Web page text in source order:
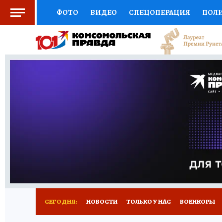
ФОТО ВИДЕО СПЕЦОПЕРАЦИЯ
СОЦПОДДЕРЖКА НАУКА СПОРТ
ВЫБОР ЭКСПЕРТОВ ДОКТОР
ПРОГНОЗЫ НА СПОРТ
НОВОЕ
СЕГОДНЯ: НОВОСТИ ТОЛЬКО У НАС ВОЕНКОРЫ